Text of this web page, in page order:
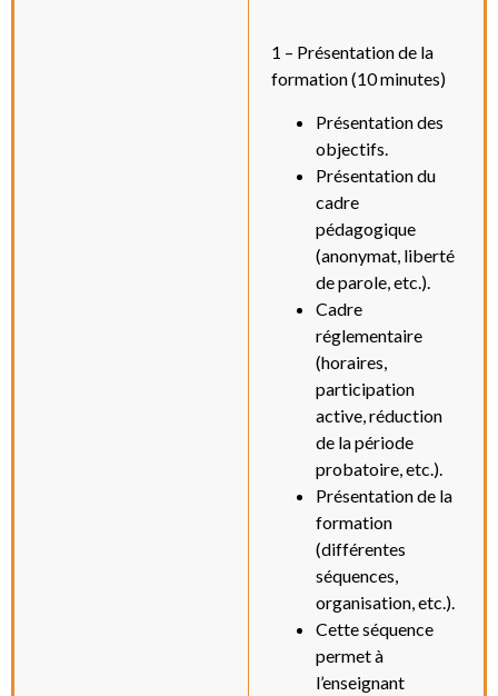
1 – Présentation de la
formation (10 minutes)
Présentation des
objectifs.
Présentation du
cadre
pédagogique
(anonymat, liberté
de parole, etc.).
Cadre
réglementaire
(horaires,
participation
active, réduction
de la période
probatoire, etc.).
Présentation de la
formation
(différentes
séquences,
organisation, etc.).
Cette séquence
permet à
l’enseignant